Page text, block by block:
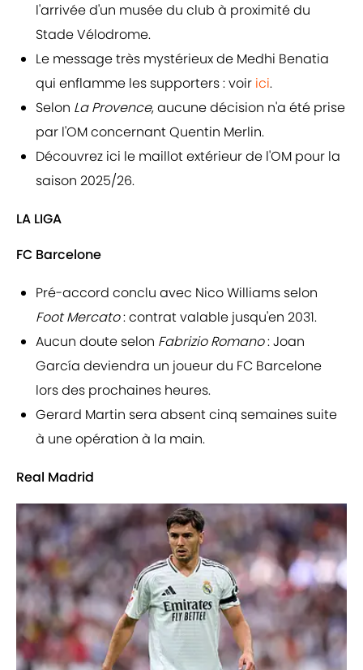
l'arrivée d'un musée du club à proximité du
Stade Vélodrome.
Le message très mystérieux de Medhi Benatia
qui enflamme les supporters : voir ici.
Selon La Provence, aucune décision n'a été prise
par l'OM concernant Quentin Merlin.
Découvrez ici le maillot extérieur de l'OM pour la
saison 2025/26.
LA LIGA
FC Barcelone
Pré-accord conclu avec Nico Williams selon
Foot Mercato: contrat valable jusqu'en 2031.
Aucun doute selon Fabrizio Romano: Joan
García deviendra un joueur du FC Barcelone
lors des prochaines heures.
Gerard Martin sera absent cinq semaines suite
à une opération à la main.
Real Madrid